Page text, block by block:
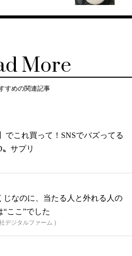
More
すめの関連記事
でこれ買って！SNSでバズってる
〟サプリ
じなのに、当たる人と外れる人の
“ここ”でした
デジタルファーム )